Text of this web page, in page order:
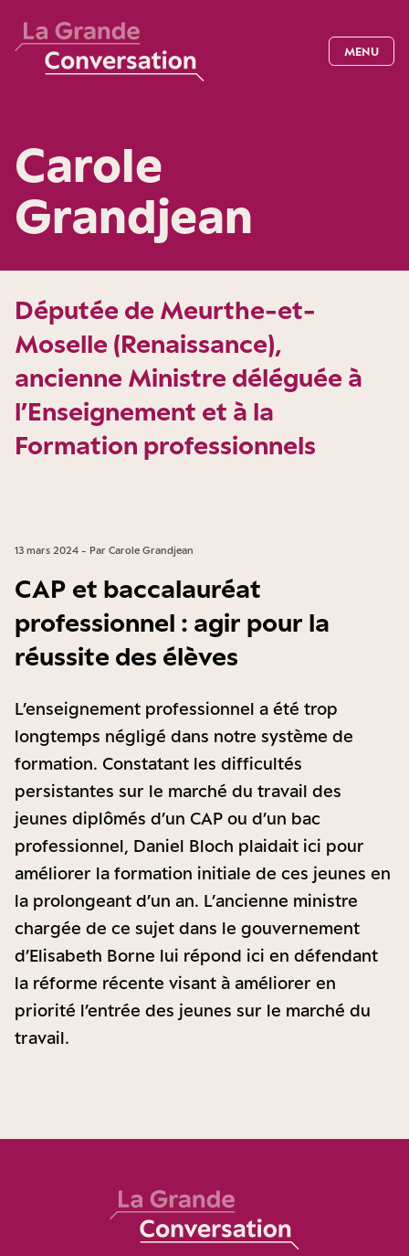
MENU
Carole
Grandjean
Députée de Meurthe-et-
Moselle (Renaissance),
ancienne Ministre déléguée à
l’Enseignement et à la
Formation professionnels
13 mars 2024 - Par Carole Grandjean
CAP et baccalauréat
professionnel : agir pour la
réussite des élèves
L’enseignement professionnel a été trop
longtemps négligé dans notre système de
formation. Constatant les difficultés
persistantes sur le marché du travail des
jeunes diplômés d’un CAP ou d’un bac
professionnel, Daniel Bloch plaidait ici pour
améliorer la formation initiale de ces jeunes en
la prolongeant d’un an. L’ancienne ministre
chargée de ce sujet dans le gouvernement
d’Elisabeth Borne lui répond ici en défendant
la réforme récente visant à améliorer en
priorité l’entrée des jeunes sur le marché du
travail.